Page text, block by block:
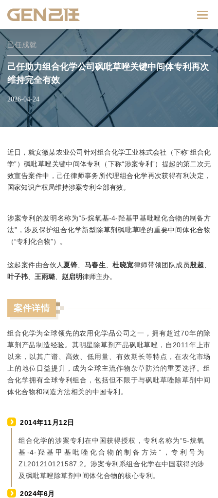
己任成就
己任助力组合化学公司砜吡草唑关键中间体专利再次
维持完全有效
2026-04-24
近日，就安徽某农业公司针对组合化学工业株式会社（下称“组合化
学”）砜吡草唑关键中间体专利（下称“涉案专利”）提起的第二次无
效宣告案件中，己任律师事务所代理组合化学再次获得有利决定，
国家知识产权局维持涉案专利全部有效。
涉案专利的发明名称为“5-烷氧基-4-羟基甲基吡唑化合物的制备方
法”，涉及保护组合化学新型除草剂砜吡草唑的重要中间体化合物
（“专利化合物”）。
这起案件由合伙人夏锋 马春生 、杜晓宽律师带领团队成员殷超
叶子祎
王雨璐 赵启明律师主办。
案件详情
组合化学为全球领先的农用化学品公司之一，拥有超过70年的除
草剂产品制造经验。其明星除草剂产品砜吡草唑，自2011年上市
以来，以其广谱、高效、低用量、有效期长等特点，在农化市场
上的地位日益提升，成为全球主流作物杂草防治的重要选择。组
合化学拥有全球专利组合，包括但不限于与砜吡草唑除草剂中间
体化合物和制造方法相关的中国专利。
2014年11月12日
组合化学的涉案专利在中国获得授权，专利名称为“5-烷氧
基-4-羟基甲基吡唑化合物的制备方法”，专利号为
ZL201210121587.2。涉案专利系组合化学在中国获得的涉
及砜吡草唑除草剂中间体化合物的核心专利。
2024年6月